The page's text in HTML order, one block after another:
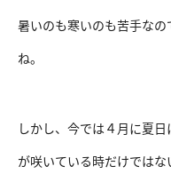
暑いのも寒いのも苦手な
ね。
しかし、今では４月に夏
が咲いている時だけではな